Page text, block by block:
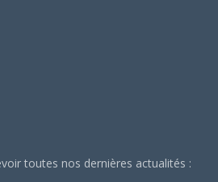
toutes nos dernières actualités :